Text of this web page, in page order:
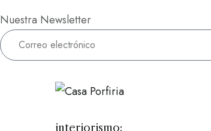
Nuestra Newsletter
interiorismo: